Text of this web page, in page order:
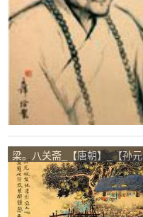
梁。八关斋_【唐朝】_【孙元
晏】